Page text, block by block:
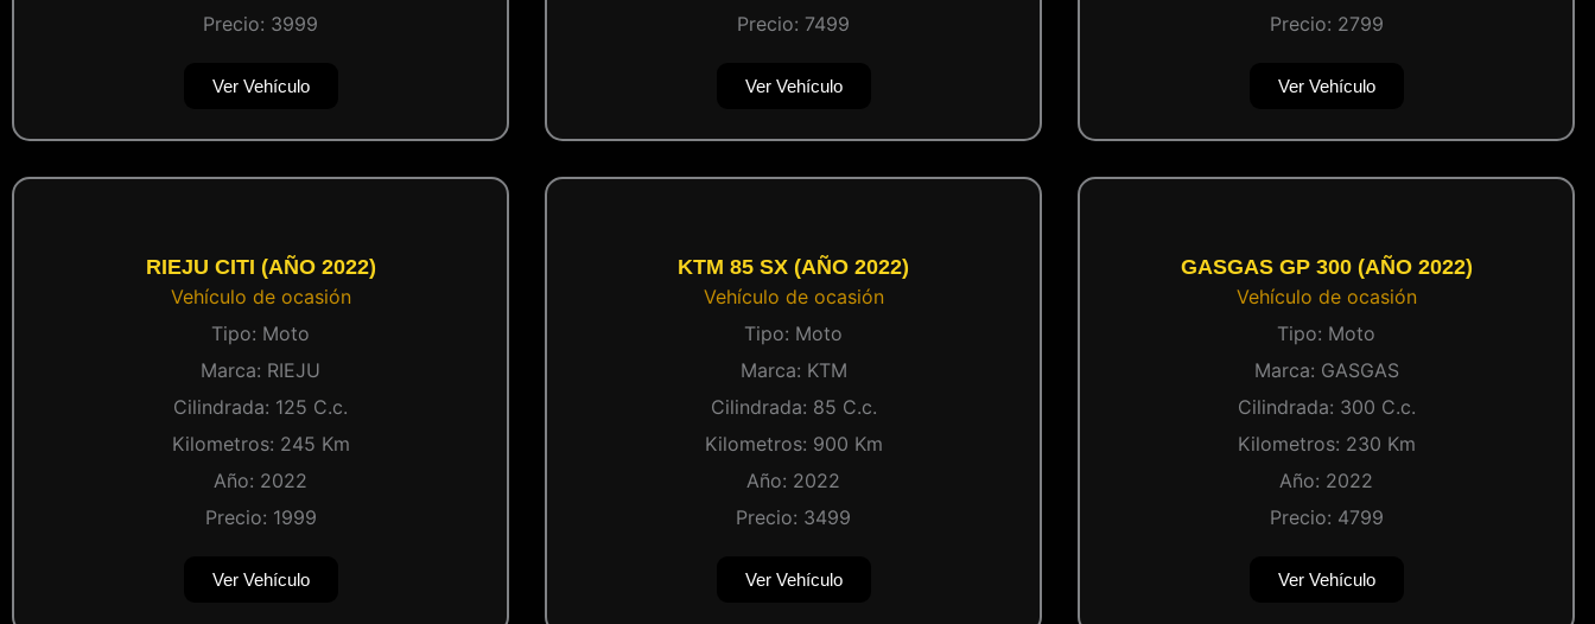
Precio: 3999
Ver Vehículo
Precio: 7499
Ver Vehículo
Precio: 2799
Ver Vehículo
RIEJU CITI (AÑO 2022)
Vehículo de ocasión
Tipo: Moto
Marca: RIEJU
Cilindrada: 125 C.c.
Kilometros: 245 Km
Año: 2022
Precio: 1999
Ver Vehículo
KTM 85 SX (AÑO 2022)
Vehículo de ocasión
Tipo: Moto
Marca: KTM
Cilindrada: 85 C.c.
Kilometros: 900 Km
Año: 2022
Precio: 3499
Ver Vehículo
GASGAS GP 300 (AÑO 2022)
Vehículo de ocasión
Tipo: Moto
Marca: GASGAS
Cilindrada: 300 C.c.
Kilometros: 230 Km
Año: 2022
Precio: 4799
Ver Vehículo